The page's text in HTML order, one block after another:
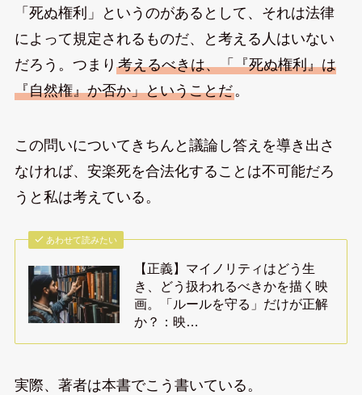
「死ぬ権利」というのがあるとして、それは法律
によって規定されるものだ、と考える人はいない
だろう。つまり 考えるべきは、「『死ぬ権利』は
『自然権』か否か」ということだ。
この問いについてきちんと議論し答えを導き出さ
なければ、安楽死を合法化することは不可能だろ
うと私は考えている。
あわせて読みたい
【正義】マイノリティはどう生
き、どう扱われるべきかを描く映
画。「ルールを守る」だけが正解
か？：映…
実際、著者は本書でこう書いている。